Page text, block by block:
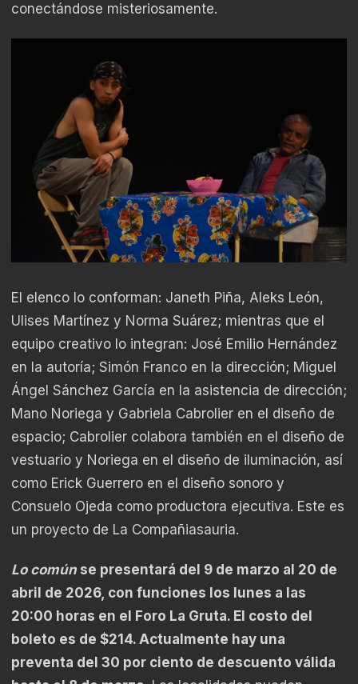
conectándose misteriosamente.
El elenco lo conforman: Janeth Piña, Aleks León,
Ulises Martínez y Norma Suárez; mientras que el
equipo creativo lo integran: José Emilio Hernández
en la autoría; Simón Franco en la dirección; Miguel
Ángel Sánchez García en la asistencia de dirección;
Mano Noriega y Gabriela Cabrolier en el diseño de
espacio; Cabrolier colabora también en el diseño de
vestuario y Noriega en el diseño de iluminación, así
como Erick Guerrero en el diseño sonoro y
Consuelo Ojeda como productora ejecutiva. Este es
un proyecto de La Compañiasauria.
Lo común se presentará del 9 de marzo al 20 de
abril de 2026, con funciones los lunes a las
20:00 horas en el Foro La Gruta. El costo del
boleto es de $214. Actualmente hay una
preventa del 30 por ciento de descuento válida